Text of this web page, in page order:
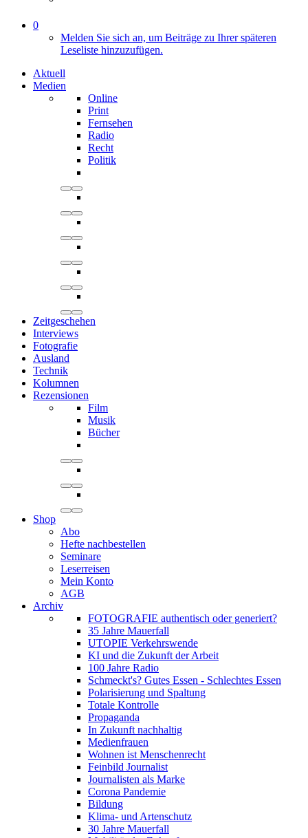
0
Melden Sie sich an, um Beiträge zu Ihrer späteren
Leseliste hinzuzufügen.
Aktuell
Medien
Online
Print
Fernsehen
Radio
Recht
Politik
Zeitgeschehen
Interviews
Fotografie
Ausland
Technik
Kolumnen
Rezensionen
Film
Musik
Bücher
Shop
Abo
Hefte nachbestellen
Seminare
Leserreisen
Mein Konto
AGB
Archiv
FOTOGRAFIE authentisch oder generiert?
35 Jahre Mauerfall
UTOPIE Verkehrswende
KI und die Zukunft der Arbeit
100 Jahre Radio
Schmeckt's? Gutes Essen - Schlechtes Essen
Polarisierung und Spaltung
Totale Kontrolle
Propaganda
In Zukunft nachhaltig
Medienfrauen
Wohnen ist Menschenrecht
Feinbild Journalist
Journalisten als Marke
Corona Pandemie
Bildung
Klima- und Artenschutz
30 Jahre Mauerfall